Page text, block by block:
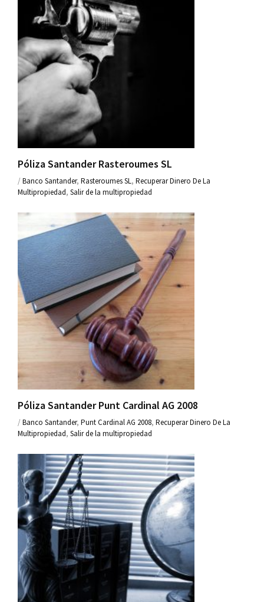
Póliza Santander Rasteroumes SL
/Banco Santander, Rasteroumes SL, Recuperar Dinero De La
Multipropiedad, Salir de la multipropiedad
Póliza Santander Punt Cardinal AG 2008
/Banco Santander, Punt Cardinal AG 2008, Recuperar Dinero De La
Multipropiedad, Salir de la multipropiedad